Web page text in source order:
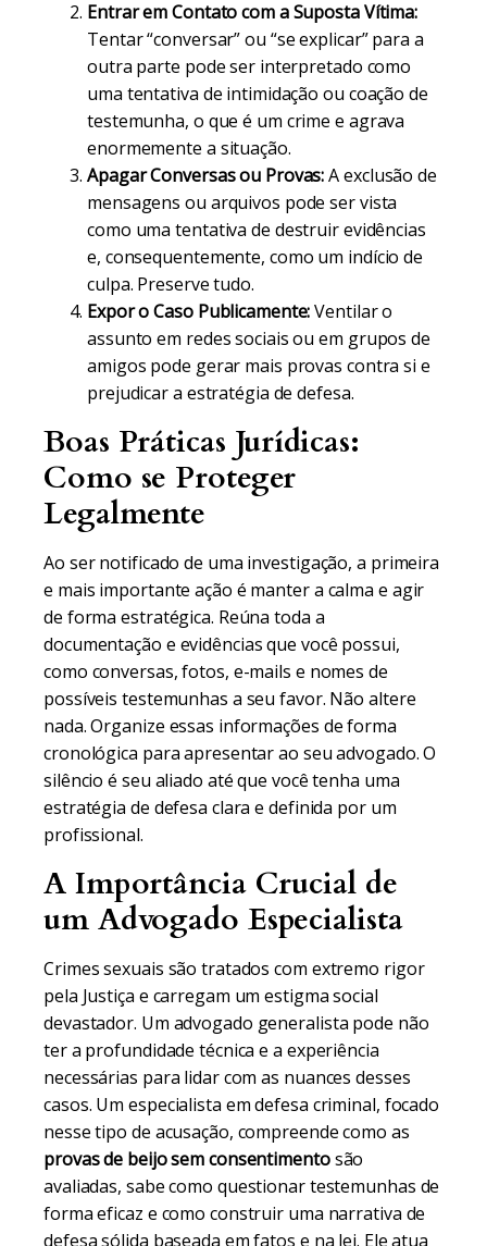
Entrar em Contato com a Suposta Vítima:
Tentar “conversar” ou “se explicar” para a
outra parte pode ser interpretado como
uma tentativa de intimidação ou coação de
testemunha, o que é um crime e agrava
enormemente a situação.
Apagar Conversas ou Provas:A exclusão de
mensagens ou arquivos pode ser vista
como uma tentativa de destruir evidências
e, consequentemente, como um indício de
culpa. Preserve tudo.
Expor o Caso Publicamente:Ventilar o
assunto em redes sociais ou em grupos de
amigos pode gerar mais provas contra si e
prejudicar a estratégia de defesa.
Boas Práticas Jurídicas:
Como se Proteger
Legalmente
Ao ser notificado de uma investigação, a primeira
e mais importante ação é manter a calma e agir
de forma estratégica. Reúna toda a
documentação e evidências que você possui,
como conversas, fotos, e-mails e nomes de
possíveis testemunhas a seu favor. Não altere
nada. Organize essas informações de forma
cronológica para apresentar ao seu advogado. O
silêncio é seu aliado até que você tenha uma
estratégia de defesa clara e definida por um
profissional.
A Importância Crucial de
um Advogado Especialista
Crimes sexuais são tratados com extremo rigor
pela Justiça e carregam um estigma social
devastador. Um advogado generalista pode não
ter a profundidade técnica e a experiência
necessárias para lidar com as nuances desses
casos. Um especialista em defesa criminal, focado
nesse tipo de acusação, compreende como as
provas de beijo sem consentimentosão
avaliadas, sabe como questionar testemunhas de
forma eficaz e como construir uma narrativa de
defesa sólida baseada em fatos e na lei. Ele atua